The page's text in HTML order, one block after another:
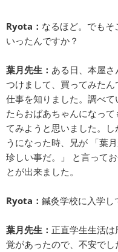
Ryota： なるほど。でもそ
いったんですか？
葉月先生： ある日、本屋
つけまして、買ってみた
仕事を知りました。調べ
たらおばあちゃんになっ
てみようと思いました。
うになった時、兄が 「葉
珍しい事だ。」 と言って
とが出来ました。
Ryota： 鍼灸学校に入学し
葉月先生： 正直学生生活
覚があったので、不安で